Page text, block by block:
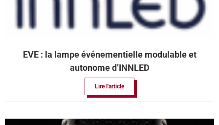
EVE : la lampe événementielle modulable et
autonome d’INNLED
Lire l'article